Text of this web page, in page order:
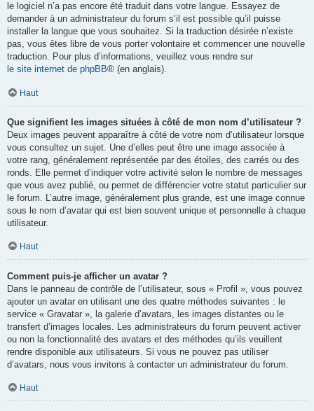
le logiciel n’a pas encore été traduit dans votre langue. Essayez de
demander à un administrateur du forum s’il est possible qu’il puisse
installer la langue que vous souhaitez. Si la traduction désirée n’existe
pas, vous êtes libre de vous porter volontaire et commencer une nouvelle
traduction. Pour plus d’informations, veuillez vous rendre sur
le site internet de phpBB® (en anglais).
Haut
Que signifient les images situées à côté de mon nom d’utilisateur ?
Deux images peuvent apparaître à côté de votre nom d’utilisateur lorsque
vous consultez un sujet. Une d’elles peut être une image associée à
votre rang, généralement représentée par des étoiles, des carrés ou des
ronds. Elle permet d’indiquer votre activité selon le nombre de messages
que vous avez publié, ou permet de différencier votre statut particulier sur
le forum. L’autre image, généralement plus grande, est une image connue
sous le nom d’avatar qui est bien souvent unique et personnelle à chaque
utilisateur.
Haut
Comment puis-je afficher un avatar ?
Dans le panneau de contrôle de l’utilisateur, sous « Profil », vous pouvez
ajouter un avatar en utilisant une des quatre méthodes suivantes : le
service « Gravatar », la galerie d’avatars, les images distantes ou le
transfert d’images locales. Les administrateurs du forum peuvent activer
ou non la fonctionnalité des avatars et des méthodes qu’ils veuillent
rendre disponible aux utilisateurs. Si vous ne pouvez pas utiliser
d’avatars, nous vous invitons à contacter un administrateur du forum.
Haut